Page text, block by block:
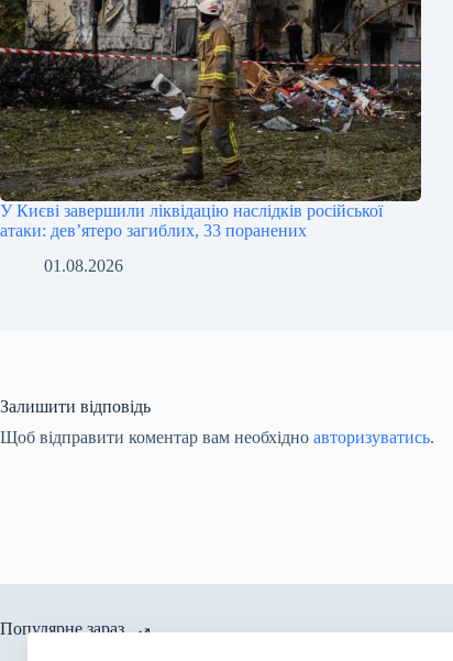
У Києві завершили ліквідацію наслідків російської
атаки: девʼятеро загиблих, 33 поранених
01.08.2026
Залишити відповідь
Щоб відправити коментар вам необхідно авторизуватись.
Популярне зараз